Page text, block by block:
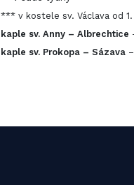
*** v kostele sv. Václava od
kaple sv. Anny – Albrechtice
kaple sv. Prokopa – Sázava